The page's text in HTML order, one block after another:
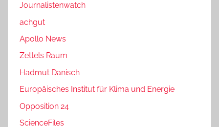
Journalistenwatch
achgut
Apollo News
Zettels Raum
Hadmut Danisch
Europäisches Institut für Klima und Energie
Opposition 24
ScienceFiles